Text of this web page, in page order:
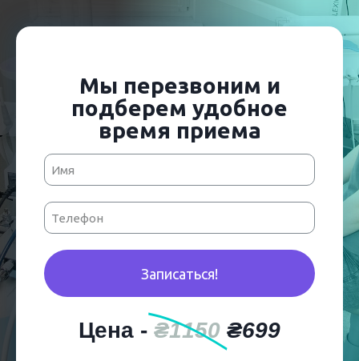
Мы перезвоним и
подберем удобное
время приема
Записаться!
Цена - ₴1150 ₴699